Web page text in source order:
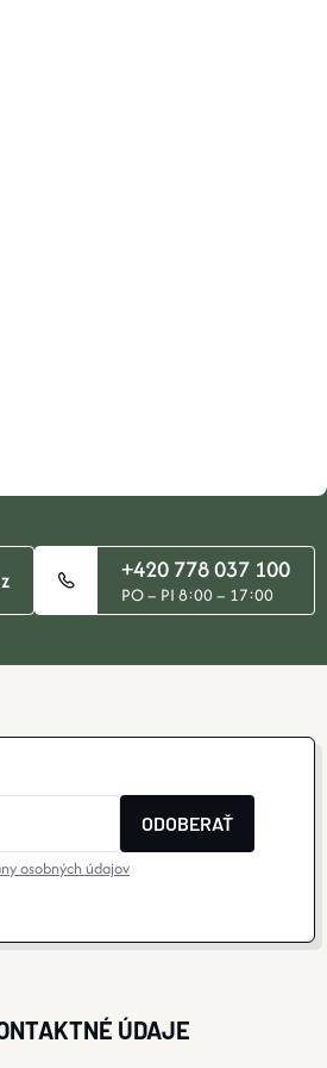
+420 778 037 100
PO – PI 8:00 – 17:00
ODOBERAŤ
osobných údajov
ÚDAJE